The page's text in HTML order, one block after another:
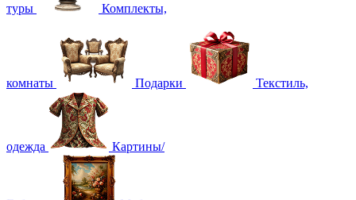
туры Комплекты,
комнаты Подарки Текстиль,
одежда Картины/